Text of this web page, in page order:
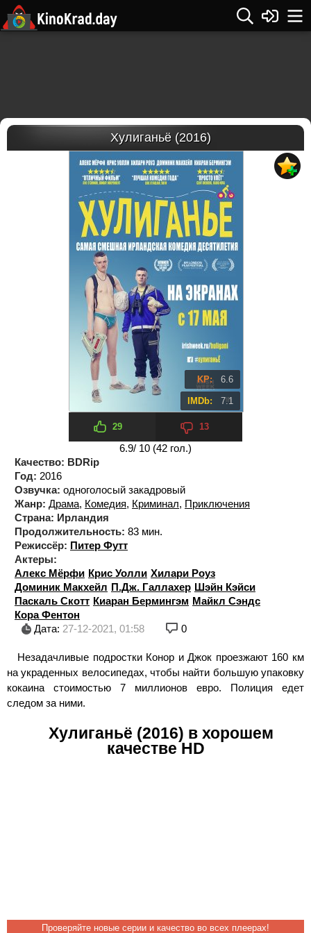
Хулиганьё (2016)
KP: 6.6
IMDb: 7.1
29 13
6.9/ 10 (42 гол.)
Качество: BDRip
Год: 2016
Озвучка: одноголосый закадровый
Жанр: Драма, Комедия, Криминал, Приключения
Страна: Ирландия
Продолжительность: 83 мин.
Режиссёр: Питер Футт
Актеры:
Алекс Мёрфи Крис Уолли Хилари Роуз
Доминик Макхейл П.Дж. Галлахер Шэйн Кэйси
Паскаль Скотт Киаран Бермингэм Майкл Сэндс
Кора Фентон
Дата: 27-12-2021, 01:58 0
Незадачливые подростки Конор и Джок проезжают 160 км
на украденных велосипедах, чтобы найти большую упаковку
кокаина стоимостью 7 миллионов евро. Полиция едет
следом за ними.
Хулиганьё (2016) в хорошем
качестве HD
Проверяйте новые серии и качество во всех плеерах!